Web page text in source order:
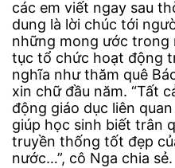
các em viết ngay sau
dung là lời chúc tới
những mong ước trong
tục tổ chức hoạt động
nghĩa như thăm quê
xin chữ đầu năm. “Tất
động giáo dục liên
giúp học sinh biết trân
truyền thống tốt đẹp
nước…”, cô Nga chia sẻ.